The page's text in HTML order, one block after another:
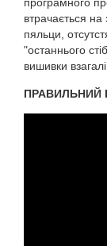
програмного
втрачається
пяльци,
"останнього
вишивки
ПРАВИЛЬНИЙ